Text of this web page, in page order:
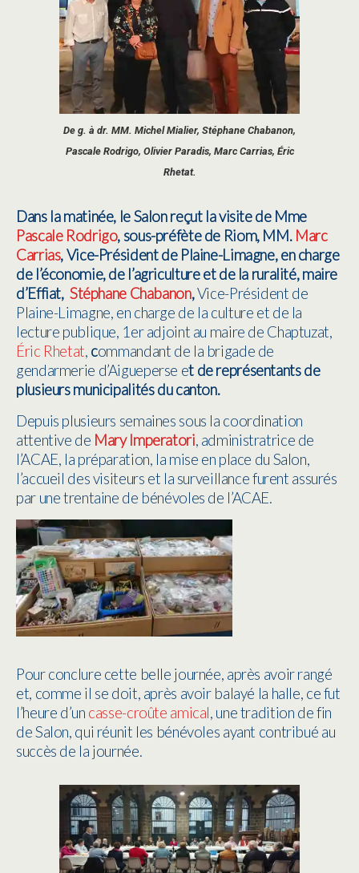
De g. à dr. MM. Michel Mialier, Stéphane Chabanon,
Pascale Rodrigo, Olivier Paradis, Marc Carrias, Éric
Rhetat.
Dans la matinée, le Salonreçut la visite de Mme
Pascale Rodrigo, sous-préfète de Riom, MM. Marc
Carrias, Vice-Président de Plaine-Limagne, en charge
de l’économie, de l’agriculture et de la ruralité, maire
d’Effiat, Stéphane Chabanon,Vice-Président de
Plaine-Limagne, en charge de la culture et de la
lecture publique, 1er adjoint au maire de Chaptuzat,
Éric Rhetat, commandant de la brigade de
gendarmerie d’Aigueperse et de représentants de
plusieurs municipalités du canton.
Depuis plusieurs semaines sous la coordination
attentive de Mary Imperatori, administratrice de
l’ACAE, la préparation, la mise en place du Salon,
l’accueil des visiteurs et la surveillance furent assurés
par une trentaine de bénévoles de l’ACAE.
Pour conclure cette belle journée, après avoir rangé
et, comme il se doit, après avoir balayé la halle, ce fut
l’heure d’un casse-croûte amical, une tradition de fin
de Salon, qui réunit les bénévoles ayant contribué au
succès de la journée.